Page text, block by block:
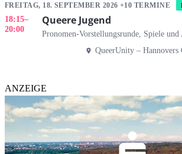
FREITAG, 18. SEPTEMBER 2026 +10 TERMINE
18:15–
20:00
Queere Jugend
Pronomen-Vorstellungsrunde, Spiele
QueerUnity – Hannovers
ANZEIGE